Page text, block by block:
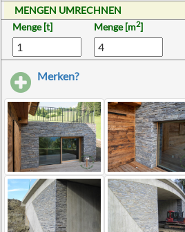
MENGEN UMRECHNEN
Menge [t]
Menge [m2]
Merken?